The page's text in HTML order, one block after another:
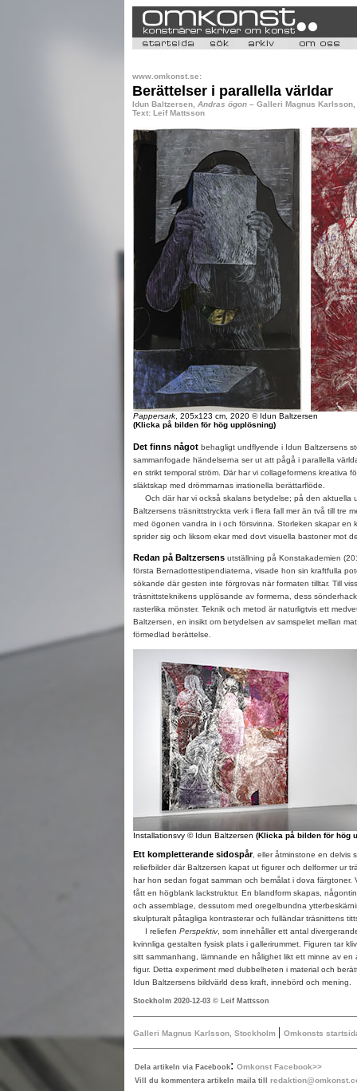
www.omkonst.se:
Berättelser i parallella världar
Idun Baltzersen, Andras ögon – Galleri Magnus
Text: Leif Mattsson
Pappersark, 205x123 cm, 2020 © Idun Baltzersen
(Klicka på bilden för hög upplösning)
Det finns någotbehagligt undflyende i Idun Baltzersens
sammanfogade händelserna ser ut att pågå i parallella
en strikt temporal ström. Där har vi collageformens kreativa
släktskap med drömmarnas irrationella berättarflöde.
Och där har vi också skalans betydelse; på den aktuella
Baltzersens träsnittstryckta verk i flera fall mer än två till tre
med ögonen vandra in i och försvinna. Storleken skapar en
sprider sig och liksom ekar med dovt visuella bastoner mot
Redan på Baltzersensutställning på Konstakademien
första Bernadottestipendiaterna, visade hon sin kraftfulla
sökande där gesten inte förgrovas när formaten tilltar. Till
träsnittsteknikens upplösande av formerna, dess
rasterlika mönster. Teknik och metod är naturligtvis ett
Baltzersen, en insikt om betydelsen av samspelet mellan
förmedlad berättelse.
Installationsvy © Idun Baltzersen (Klicka på bilden för hög
Ett kompletterande sidospår, eller åtminstone en delvis
reliefbilder där Baltzersen kapat ut figurer och delformer ur
har hon sedan fogat samman och bemålat i dova färgtoner.
fått en högblank lackstruktur. En blandform skapas,
och assemblage, dessutom med oregelbundna
skulpturalt påtagliga kontrasterar och fulländar träsnittens
I reliefen Perspektiv, som innehåller ett antal
kvinnliga gestalten fysisk plats i gallerirummet. Figuren tar
sitt sammanhang, lämnande en hålighet likt ett minne av en
figur. Detta experiment med dubbelheten i material och
Idun Baltzersens bildvärld dess kraft, innebörd och mening.
Stockholm 2020-12-03 © Leif Mattsson
Galleri Magnus Karlsson, Stockholm | Omkonsts
Dela artikeln via Facebook: Omkonst Facebook>>
Vill du kommentera artikeln maila till